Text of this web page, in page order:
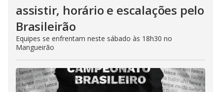
assistir, horário e escalações pelo
Brasileirão
Equipes se enfrentam neste sábado às 18h30 no
Mangueirão